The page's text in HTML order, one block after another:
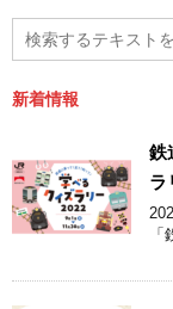
新着情報
鉄
ラ